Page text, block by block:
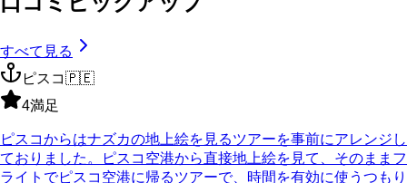
すべて見る
ピスコ🇵🇪
4満足
ピスコからはナズカの地上絵を見るツアーを事前にアレンジし
ておりました。ピスコ空港から直接地上絵を見て、そのままフ
ライトでピスコ空港に帰るツアーで、時間を有効に使うつもり